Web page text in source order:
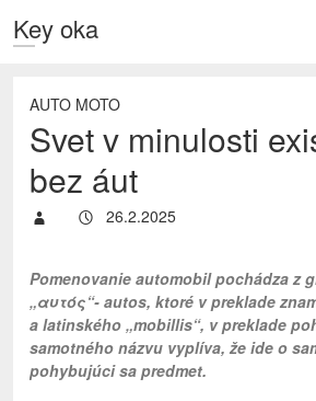
Key oka
AUTO MOTO
Svet v minulosti
bez áut
26.2.2025
Pomenovanie automobil pochádza z
„αυτός“- autos, ktoré v preklade
a latinského „mobillis“, v preklade
samotného názvu vyplíva, že ide o
pohybujúci sa predmet.